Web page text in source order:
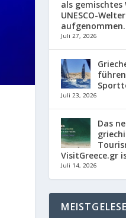
als gemischtes
UNESCO-
aufgenommen.
Juli 27, 2026
Juli 23, 2026
Das
VisitGreece.gr
Juli 14, 2026